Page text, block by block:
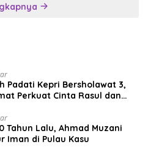
Padati Kepri Bersholawat 3,
Perkuat Cinta Rasul dan
Tahun Lalu, Ahmad Muzani
Iman di Pulau Kasu